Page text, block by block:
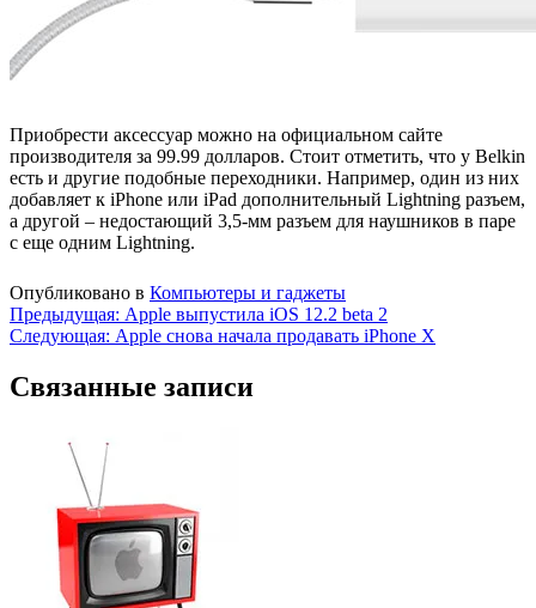
Приобрести аксессуар можно на официальном сайте
производителя за 99.99 долларов. Стоит отметить, что у Belkin
есть и другие подобные переходники. Например, один из них
добавляет к iPhone или iPad дополнительный Lightning разъем,
а другой – недостающий 3,5-мм разъем для наушников в паре
с еще одним Lightning.
Опубликовано в Компьютеры и гаджеты
Навигация
по
записям
Предыдущая: Apple выпустила iOS 12.2 beta 2
Следующая: Apple снова начала продавать iPhone X
Связанные записи